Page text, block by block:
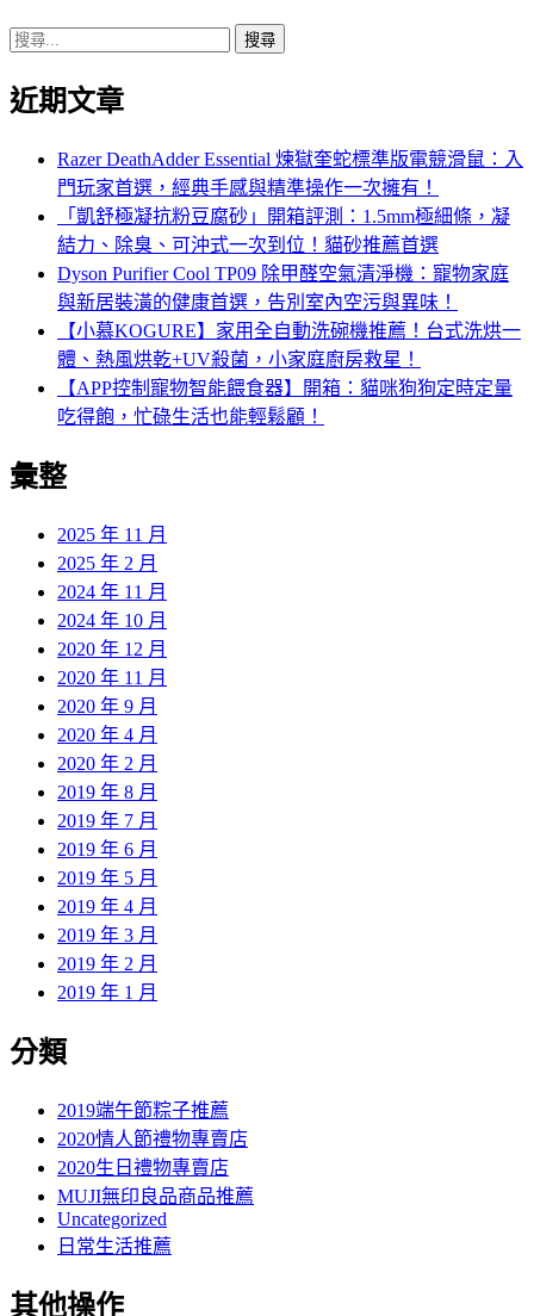
搜
關
近期文章
Razer DeathAdder Essential 煉獄奎蛇標準版電競滑鼠：入
門玩家首選，經典手感與精準操作一次擁有！
「凱舒極凝抗粉豆腐砂」開箱評測：1.5mm極細條，凝
結力、除臭、可沖式一次到位！貓砂推薦首選
Dyson Purifier Cool TP09 除甲醛空氣清淨機：寵物家庭
與新居裝潢的健康首選，告別室內空污與異味！
【小慕KOGURE】家用全自動洗碗機推薦！台式洗烘一
體、熱風烘乾+UV殺菌，小家庭廚房救星！
【APP控制寵物智能餵食器】開箱：貓咪狗狗定時定量
吃得飽，忙碌生活也能輕鬆顧！
彙整
2025 年 11 月
2025 年 2 月
2024 年 11 月
2024 年 10 月
2020 年 12 月
2020 年 11 月
2020 年 9 月
2020 年 4 月
2020 年 2 月
2019 年 8 月
2019 年 7 月
2019 年 6 月
2019 年 5 月
2019 年 4 月
2019 年 3 月
2019 年 2 月
2019 年 1 月
分類
2019端午節粽子推薦
2020情人節禮物專賣店
2020生日禮物專賣店
MUJI無印良品商品推薦
Uncategorized
日常生活推薦
其他操作